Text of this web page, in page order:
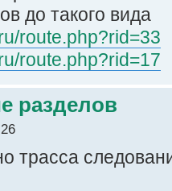
до такого вида
route.php?rid=33
route.php?rid=17
разделов
трасса